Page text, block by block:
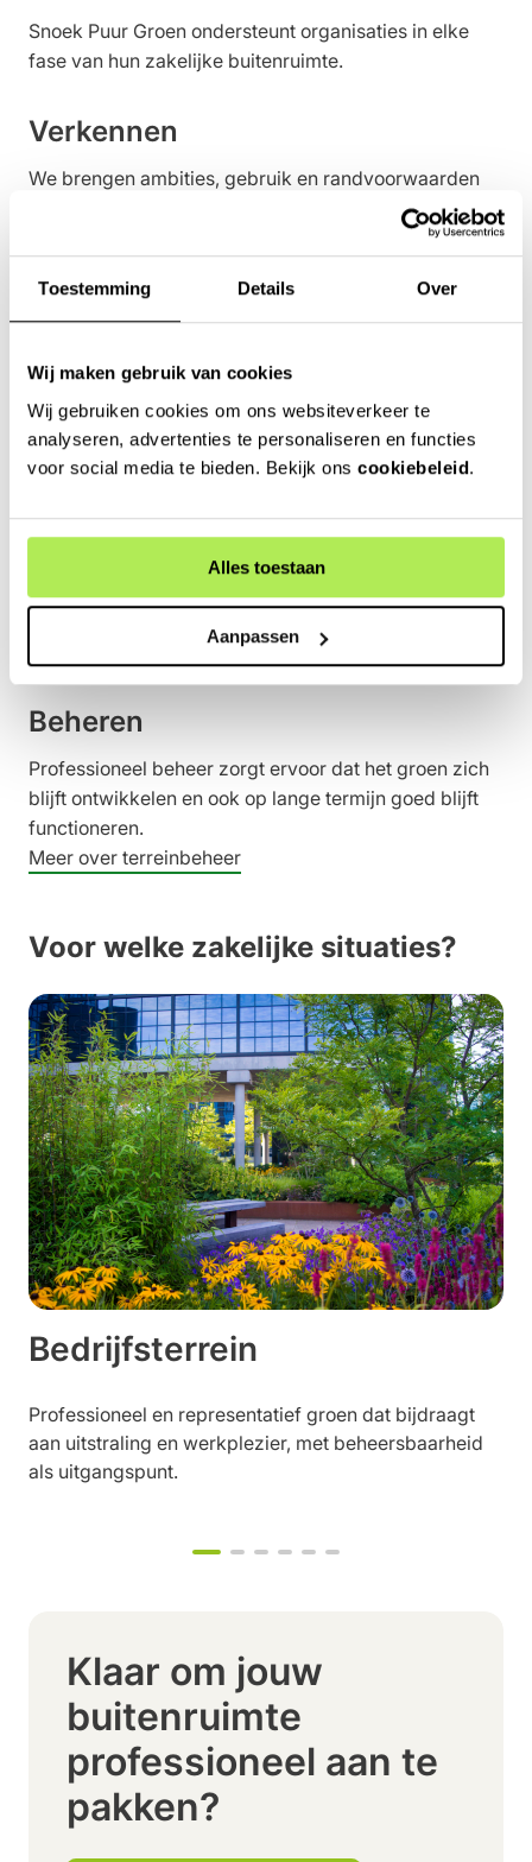
Toestemming Details Over
Wij maken gebruik van cookies
Wij gebruiken cookies om ons websiteverkeer te
analyseren, advertenties te personaliseren en functies
voor social media te bieden. Bekijk ons cookiebeleid.
Alles toestaan
Aanpassen
Snoek Puur Groen ondersteunt organisaties in elke
fase van hun zakelijke buitenruimte.
Verkennen
We brengen ambities, gebruik en randvoorwaarden
helder in beeld. Zo ontstaat overzicht en een stevige
Ontwerpen
representatieve ontwerpen die passen bij de locatie,
de organisatie en het dagelijks gebruik.
Meer over terreinontwerp
Realiseren
Van herinrichting tot volledige aanleg voeren we
projecten zorgvuldig uit, met aandacht voor kwaliteit
Meer over terreinaanleg
Beheren
Professioneel beheer zorgt ervoor dat het groen zich
blijft ontwikkelen en ook op lange termijn goed blijft
functioneren.
Meer over terreinbeheer
Voor welke zakelijke situaties?
Bedrijfsterrein
Professioneel en representatief groen dat bijdraagt
aan uitstraling en werkplezier, met beheersbaarheid
als uitgangspunt.
Klaar om jouw
buitenruimte
professioneel aan te
pakken?